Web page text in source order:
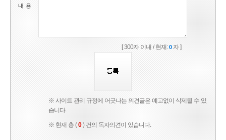
내 용
[ 300자 이내 / 현재:0자 ]
※ 사이트 관리 규정에 어긋나는 의견글은 예고없이 삭제될 수 있
습니다.
※ 현재 총 (0) 건의 독자의견이 있습니다.